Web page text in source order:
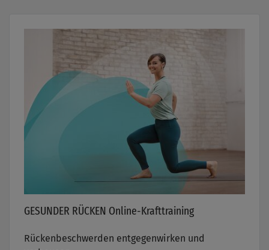
GESUNDER RÜCKEN Online-Krafttraining
Rückenbeschwerden entgegenwirken und